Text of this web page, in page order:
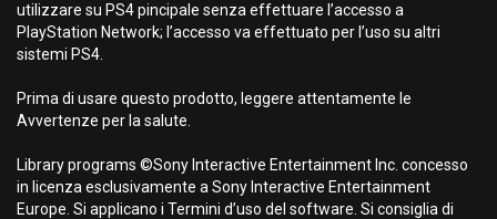
utilizzare su PS4 pincipale senza effettuare l’accesso a
PlayStation Network; l’accesso va effettuato per l’uso su altri
sistemi PS4.
Prima di usare questo prodotto, leggere attentamente le
Avvertenze per la salute.
Library programs ©Sony Interactive Entertainment Inc. concesso
in licenza esclusivamente a Sony Interactive Entertainment
Europe. Si applicano i Termini d’uso del software. Si consiglia di